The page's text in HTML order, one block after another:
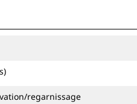
regarnissage